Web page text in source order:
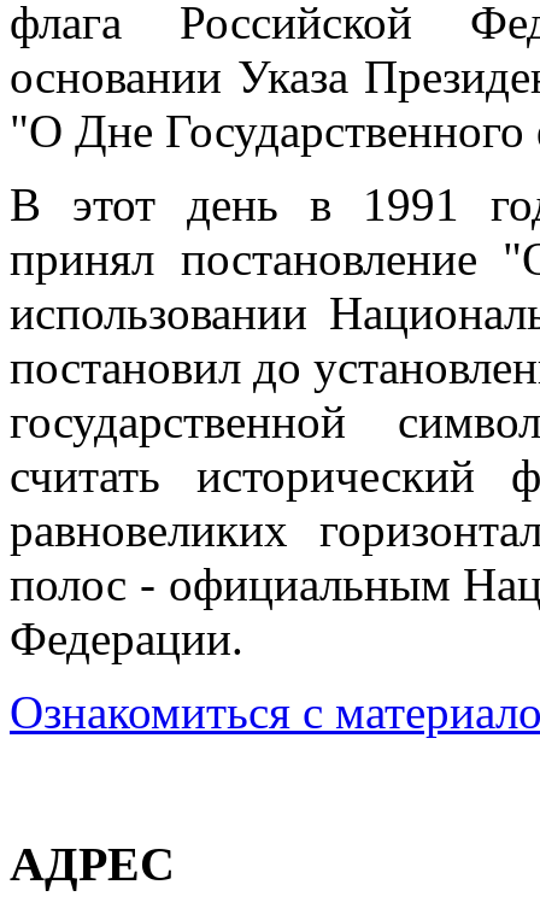
флага Российской
основании Указа
"О Дне
В этот день в 1991
принял постановление
использовании
постановил до
государственной
считать
равновеликих
полос ‑ официальным
Федерации.
Ознакомиться с
АДРЕС